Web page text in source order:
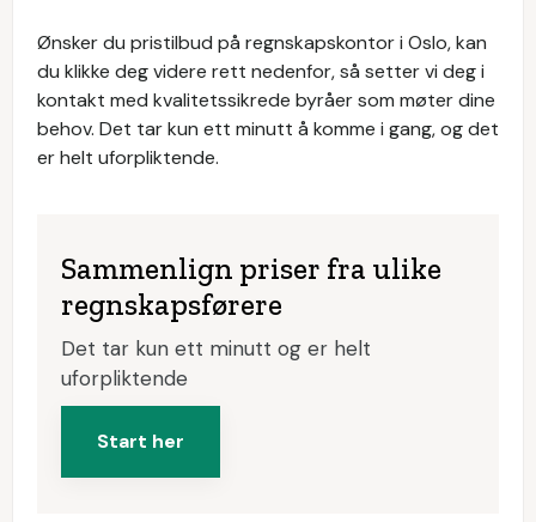
Ønsker du pristilbud på regnskapskontor i Oslo, kan
du klikke deg videre rett nedenfor, så setter vi deg i
kontakt med kvalitetssikrede byråer som møter dine
behov. Det tar kun ett minutt å komme i gang, og det
er helt uforpliktende.
Sammenlign priser fra ulike
regnskapsførere
Det tar kun ett minutt og er helt
uforpliktende
Start her